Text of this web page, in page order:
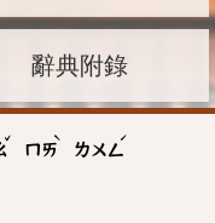
辭典附錄
ˇ
ㄇㄞ
ˋ
ㄌㄨㄥ
ˊ